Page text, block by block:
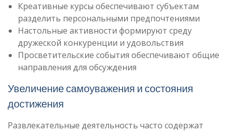
Креативные курсы обеспечивают субъектам
разделить персональными предпочтениями
Настольные активности формируют среду
дружеской конкуренции и удовольствия
Просветительские события обеспечивают общие
направления для обсуждения
Увеличение самоуважения и состояния
достижения
Развлекательные деятельность часто содержат